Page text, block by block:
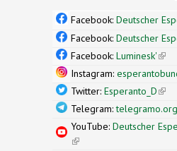
Facebook: Deutscher
Facebook: Deutscher
Facebook: Luminesk'(link
Instagram:
Twitter: Esperanto_D(link
Telegram:telegramo.org
YouTube: Deutscher
(link is external)